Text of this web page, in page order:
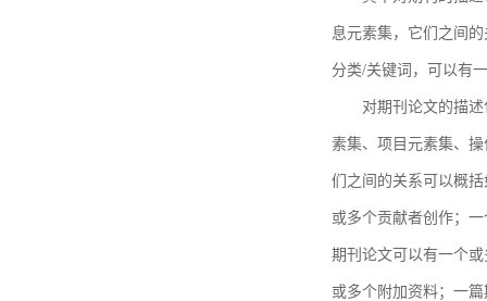
息元素集，它们之间
分类/关键词，可以有
对期刊论文的描
素集、项目元素集、
们之间的关系可以概
或多个贡献者创作；
期刊论文可以有一个
或多个附加资料；一